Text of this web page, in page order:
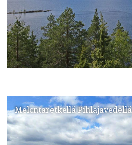
Melontaretkellä Pihlajavedellä